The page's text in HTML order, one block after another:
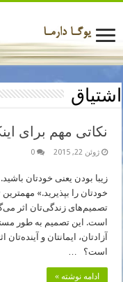
اشتیاق
نکاتی مهم برای
ژوئن 22, 2015 0
زیبا بودن یعنی خودتان
خودتان را بپذیرید.»
تصمیم‌های زندگی‌تان اثر
است. این تصمیم به طور
آزادتان، ایمانتان و
است؟ …
ادامه نوشته »